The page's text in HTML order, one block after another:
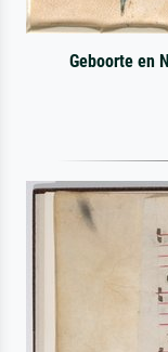
Geboorte en